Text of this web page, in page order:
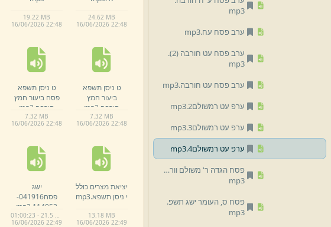
mp3
ערב פסח עח.mp3
ערב פסח עט חורבה (2)
.
mp3
ערב פסח עט חורבה.mp3
ערפ עט רמשולם2.
mp3
ערפ עט רמשולם3.
mp3
ערפ עט רמשולם4. mp3
פסח הגדה ר' משולם וורמסר עט.
mp3
פסח ס, העומר ישג תשפ.
mp3
24.62 MB
16/06/2026 22:48
19.22 MB
16/06/2026 22:48
ט ניסן תשפא
ביעור חמץ
חורבה. mp3
7.32 MB
16/06/2026 22:48
ט ניסן תשפא
פסח ביעור חמץ
חורבה. mp3
7.32 MB
16/06/2026 22:48
יציאת מצרים כולל
י ניסן תשפא.mp3
13.18 MB
16/06/2026 22:49
ישג
פסח041916-
114053.
mp3
01:00:23 · 21.5 MB
16/06/2026 22:49